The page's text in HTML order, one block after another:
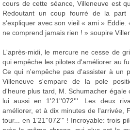
cours de cette séance, Villeneuve est
Redoutant un coup fourré de la part
s'expliquer avec son vieil « ami »
ne comprend jamais rien ! » soupire
L'après-midi, le mercure ne cesse de
qui empêche les pilotes d'améliorer au
Ce qui n'empêche pas d'assister à un
Villeneuve s'empare de la pole
d'heure plus tard, M. Schumacher égale
lui aussi en 1'21''072'''. Les deux
améliorer, et à dix minutes de l'arrivée,
tour... en 1'21''072''' ! Incroyable: trois